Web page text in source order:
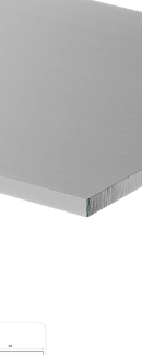
промышленная